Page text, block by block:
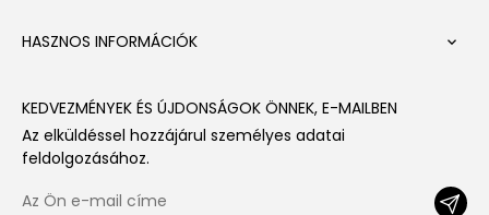
HASZNOS INFORMÁCIÓK 
KEDVEZMÉNYEK ÉS ÚJDONSÁGOK ÖNNEK, E-MAILBEN
Az elküldéssel hozzájárul személyes adatai
feldolgozásához.